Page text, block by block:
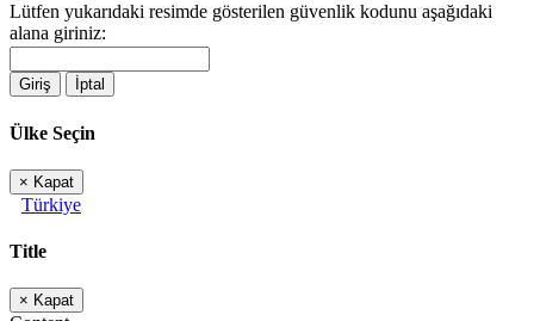
Lütfen yukarıdaki resimde gösterilen güvenlik kodunu aşağıdaki
alana giriniz:
Giriş İptal
Ülke Seçin
× Kapat
Türkiye
Title
× Kapat